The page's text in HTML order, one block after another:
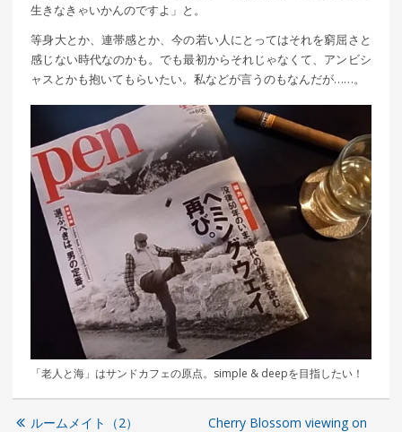
生きなきゃいかんのですよ」と。
等身大とか、連帯感とか、今の若い人にとってはそれを窮屈さと
感じない時代なのかも。でも最初からそれじゃなくて、アンビシ
ャスとかも抱いてもらいたい。私などが言うのもなんだが……。
「老人と海」はサンドカフェの原点。simple & deepを目指したい！
ルームメイト（2）
Cherry Blossom viewing on